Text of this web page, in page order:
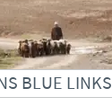
BLUE LINKS